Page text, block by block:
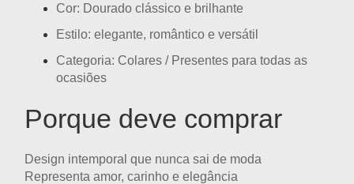
Cor: Dourado clássico e brilhante
Estilo: elegante, romântico e versátil
Categoria: Colares / Presentes para todas as
ocasiões
Porque deve comprar
Design intemporal que nunca sai de moda
Representa amor, carinho e elegância